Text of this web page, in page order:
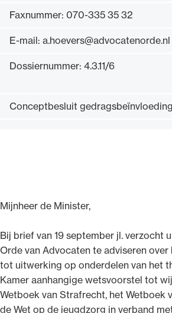
Faxnummer: 070-335 35 32
E-mail: a.hoevers@advocatenorde.nl
Dossiernummer: 4.3.11/6
Conceptbesluit
Mijnheer de Minister,
Bij brief van 19 september jl. verzocht
Orde van Advocaten te adviseren
tot uitwerking op onderdelen van het
Kamer aanhangige wetsvoorstel tot
Wetboek van Strafrecht, het Wetboek
de Wet op de jeugdzorg in verband
Alle wet- en regelgeving voor de
de advocatuur (Voda) en de
advocatuur (Roda).
beroepsuitoefening: van de
geheimhoudernummers.